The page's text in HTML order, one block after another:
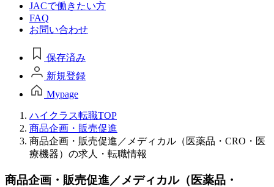
JACで働きたい方
FAQ
お問い合わせ
保存済み
新規登録
Mypage
ハイクラス転職TOP
商品企画・販売促進
商品企画・販売促進／メディカル（医薬品・CRO・医
療機器）の求人・転職情報
商品企画・販売促進／メディカル（医薬品・